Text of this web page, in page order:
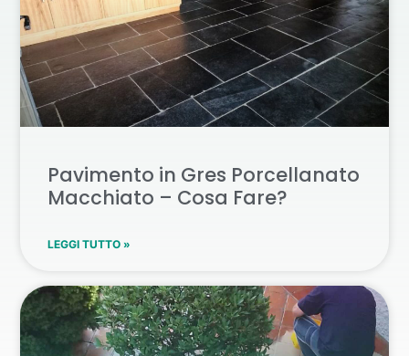
Pavimento in Gres Porcellanato
Macchiato – Cosa Fare?
LEGGI TUTTO »